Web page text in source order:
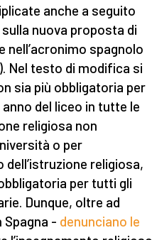
anche a seguito
nuova proposta di
nell’acronimo spagnolo
). Nel testo di modifica si
sia più obbligatoria per
del liceo in tutte le
religiosa non
o per
religiosa,
per tutti gli
Dunque, oltre ad
Spagna - denunciano le